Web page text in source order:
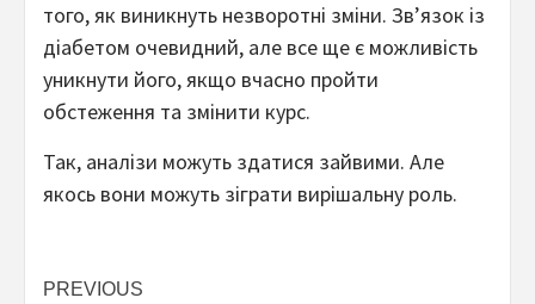
того, як виникнуть незворотні зміни. Зв’язок із
діабетом очевидний, але все ще є можливість
уникнути його, якщо вчасно пройти
обстеження та змінити курс.
Так, аналізи можуть здатися зайвими. Але
якось вони можуть зіграти вирішальну роль.
Post
PREVIOUS